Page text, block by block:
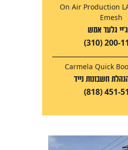
On Air Production
Emesh
גלעד אמש
(310) 200-
Carmela Quick
חשבונות נייד
(818) 451-